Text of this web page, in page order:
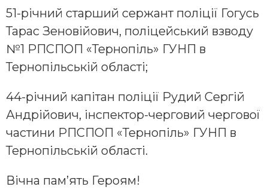
51-річний старший сержант поліції Гогусь
Тарас Зеновійович, поліцейський взводу
№1 РПСПОП «Тернопіль» ГУНП в
Тернопільській області;
44-річний капітан поліції Рудий Сергій
Андрійович, інспектор-черговий чергової
частини РПСПОП «Тернопіль» ГУНП в
Тернопільській області.
Вічна пам’ять Героям!